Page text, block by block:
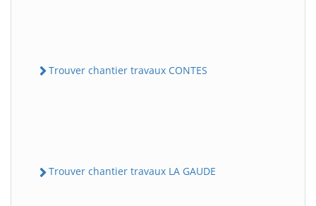
Trouver chantier travaux CONTES
Trouver chantier travaux LA GAUDE